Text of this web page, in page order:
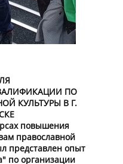
ПО
КУЛЬТУРЫ В Г.
повышения
православной
представлен опыт
по организации